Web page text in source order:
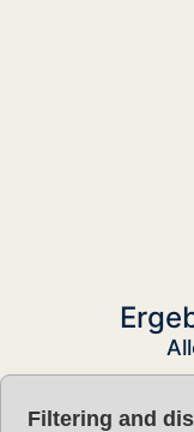
Filtering and